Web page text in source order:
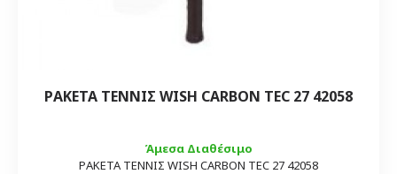
Άμεσα Διαθέσιμο
ΡΑΚΕΤΑ ΤΕΝΝΙΣ WISH CARBON TEC 27 42058
ΡΑΚΕΤΑ ΤΕΝΝΙΣ WISH CARBON TEC 27 42058